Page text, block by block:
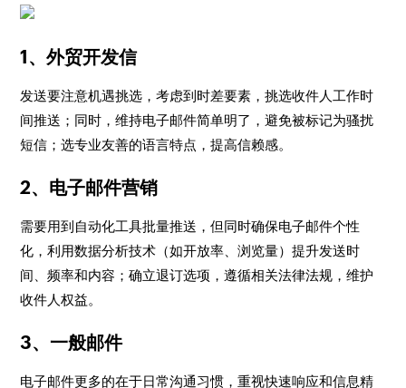
1、外贸开发信
发送要注意机遇挑选，考虑到时差要素，挑选收件人工作时
间推送；同时，维持电子邮件简单明了，避免被标记为骚扰
短信；选专业友善的语言特点，提高信赖感。
2、电子邮件营销
需要用到自动化工具批量推送，但同时确保电子邮件个性
化，利用数据分析技术（如开放率、浏览量）提升发送时
间、频率和内容；确立退订选项，遵循相关法律法规，维护
收件人权益。
3、一般邮件
电子邮件更多的在于日常沟通习惯，重视快速响应和信息精